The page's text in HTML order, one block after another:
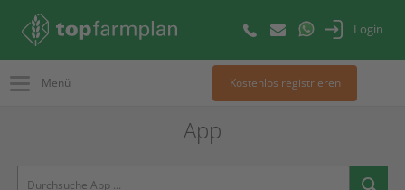
Login
Menü Kostenlos registrieren
App